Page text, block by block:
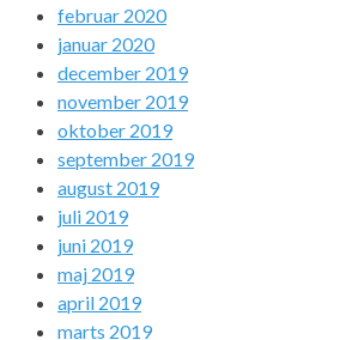
februar 2020
januar 2020
december 2019
november 2019
oktober 2019
september 2019
august 2019
juli 2019
juni 2019
maj 2019
april 2019
marts 2019